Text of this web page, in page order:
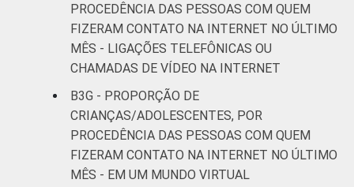
PROCEDÊNCIA DAS PESSOAS COM QUEM
FIZERAM CONTATO NA INTERNET NO ÚLTIMO
MÊS - LIGAÇÕES TELEFÔNICAS OU
CHAMADAS DE VÍDEO NA INTERNET
B3G - PROPORÇÃO DE
CRIANÇAS/ADOLESCENTES, POR
PROCEDÊNCIA DAS PESSOAS COM QUEM
FIZERAM CONTATO NA INTERNET NO ÚLTIMO
MÊS - EM UM MUNDO VIRTUAL